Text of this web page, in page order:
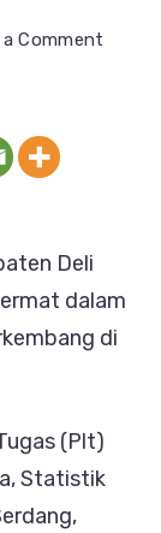
Comment
Gubuk
Reyot,
Cepat
Deli
dalam
di
(Plt)
Statistik